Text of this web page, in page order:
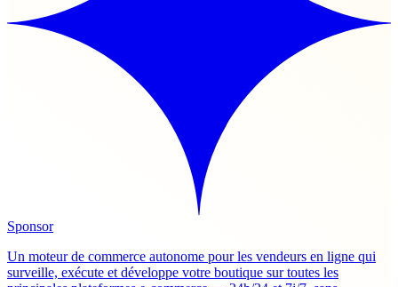
Sponsor
Un moteur de commerce autonome pour les vendeurs en ligne qui
surveille, exécute et développe votre boutique sur toutes les